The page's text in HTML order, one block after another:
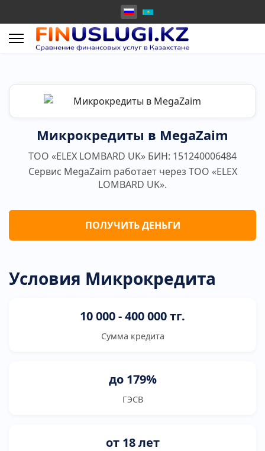
Микрокредиты в MegaZaim
ТОО «ELEX LOMBARD UK» БИН: 151240006484
Сервис MegaZaim работает через ТОО «ELEX
LOMBARD UK».
ПОЛУЧИТЬ ДЕНЬГИ
Условия Микрокредита
10 000 - 400 000 тг.
Сумма кредита
до 179%
ГЭСВ
от 18 лет